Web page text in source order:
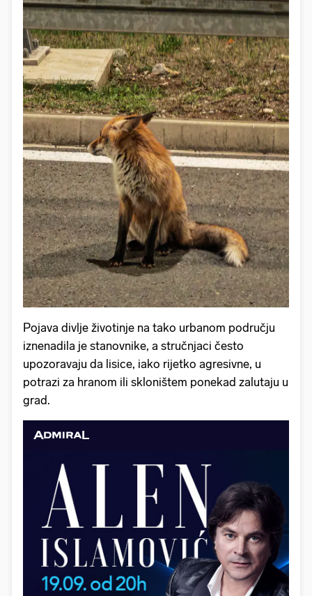
Pojava divlje životinje na tako urbanom području
iznenadila je stanovnike, a stručnjaci često
upozoravaju da lisice, iako rijetko agresivne, u
potrazi za hranom ili skloništem ponekad zalutaju u
grad.